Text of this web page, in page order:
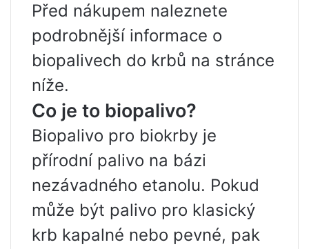
Před nákupem naleznete
podrobnější informace o
biopalivech do krbů na stránce
níže.
Co je to biopalivo?
Biopalivo pro biokrby je
přírodní palivo na bázi
nezávadného etanolu. Pokud
může být palivo pro klasický
krb kapalné nebo pevné, pak